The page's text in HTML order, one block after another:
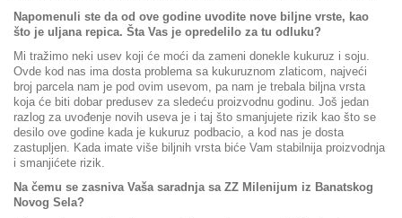
Napomenuli ste da od ove godine uvodite nove biljne vrste, kao
što je uljana repica. Šta Vas je opredelilo za tu odluku?
Mi tražimo neki usev koji će moći da zameni donekle kukuruz i soju.
Ovde kod nas ima dosta problema sa kukuruznom zlaticom, najveći
broj parcela nam je pod ovim usevom, pa nam je trebala biljna vrsta
koja će biti dobar predusev za sledeću proizvodnu godinu. Još jedan
razlog za uvođenje novih useva je i taj što smanjujete rizik kao što se
desilo ove godine kada je kukuruz podbacio, a kod nas je dosta
zastupljen. Kada imate više biljnih vrsta biće Vam stabilnija proizvodnja
i smanjićete rizik.
Na čemu se zasniva Vaša saradnja sa ZZ Milenijum iz Banatskog
Novog Sela?